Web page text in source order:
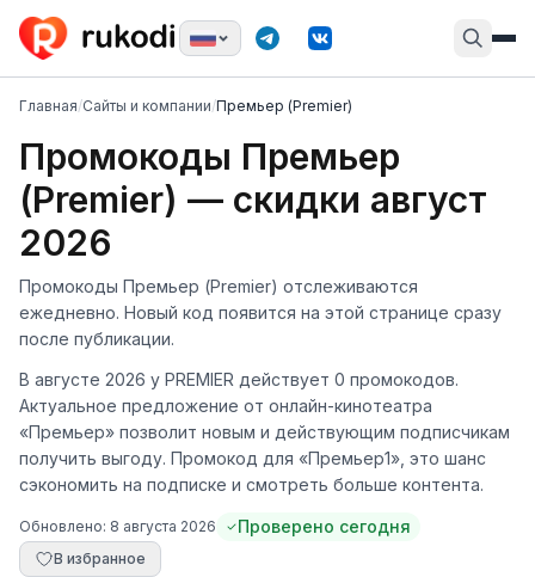
Главная/Сайты и компании/Премьер (Premier)
Промокоды Премьер
(Premier) — скидки август
2026
Промокоды Премьер (Premier) отслеживаются
ежедневно. Новый код появится на этой странице сразу
после публикации.
В августе 2026 у PREMIER действует 0 промокодов.
Актуальное предложение от онлайн-кинотеатра
«Премьер» позволит новым и действующим подписчикам
получить выгоду. Промокод для «Премьер1», это шанс
сэкономить на подписке и смотреть больше контента.
Обновлено: 8 августа 2026 Проверено сегодня
В избранное